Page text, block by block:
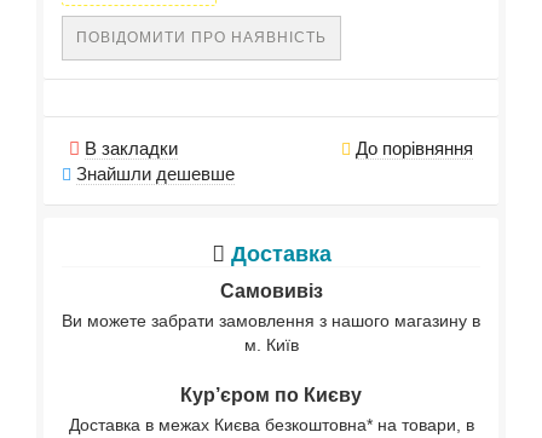
ПОВІДОМИТИ ПРО НАЯВНІСТЬ
В закладки
До порівняння
Знайшли дешевше
Доставка
Самовивіз
Ви можете забрати замовлення з нашого магазину в
м. Київ
Кур’єром по Києву
Доставка в межах Києва безкоштовна* на товари, в